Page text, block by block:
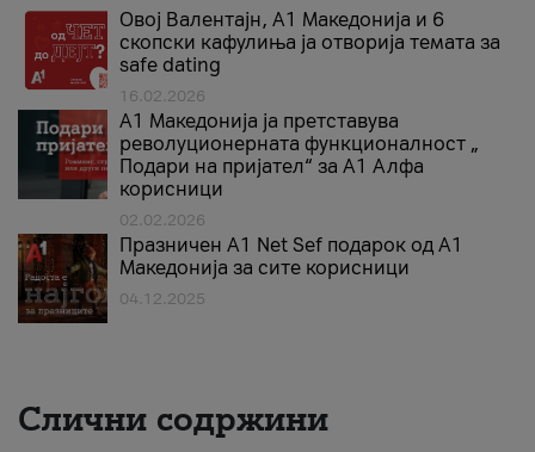
Овој Валентајн, A1 Македонија и 6
скопски кафулиња ја отворија темата за
safe dating
16.02.2026
А1 Македонија ја претставува
револуционерната функционалност „
Подари на пријател“ за А1 Алфа
корисници
02.02.2026
Празничен A1 Net Sеf подарок од А1
Македонија за сите корисници
04.12.2025
Слични содржини